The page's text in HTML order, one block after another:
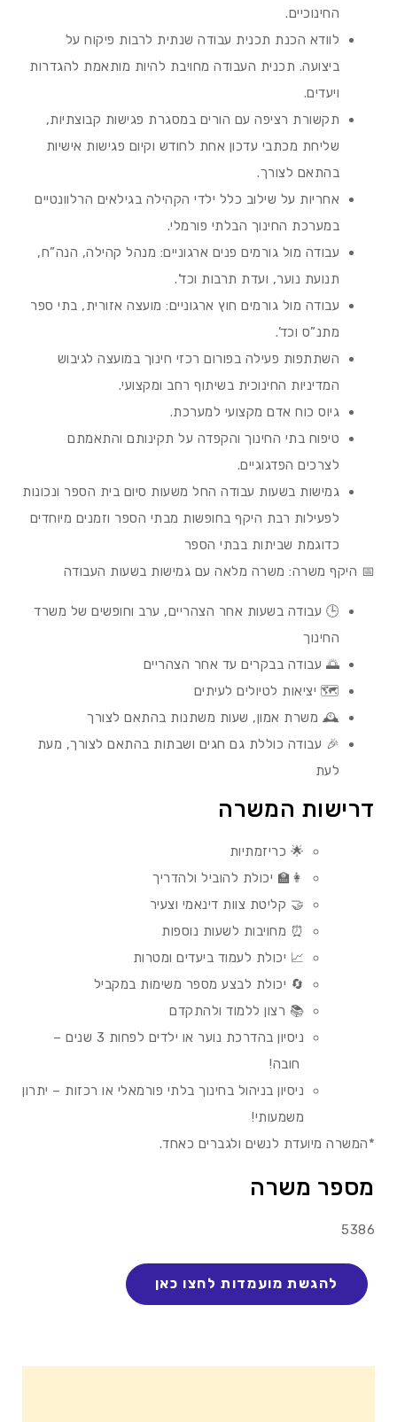
החינוכיים.
לוודא הכנת תכנית עבודה שנתית לרבות פיקוח על
ביצועה. תכנית העבודה מחויבת להיות מותאמת להגדרות
ויעדים.
תקשורת רציפה עם הורים במסגרת פגישות קבוצתיות,
שליחת מכתבי עדכון אחת לחודש וקיום פגישות אישיות
בהתאם לצורך.
אחריות על שילוב כלל ילדי הקהילה בגילאים הרלוונטיים
במערכת החינוך הבלתי פורמלי.
עבודה מול גורמים פנים ארגוניים: מנהל קהילה, הנה”ח,
תנועת נוער, ועדת תרבות וכד’.
עבודה מול גורמים חוץ ארגוניים: מועצה אזורית, בתי ספר
מתנ”ס וכד’.
השתתפות פעילה בפורום רכזי חינוך במועצה לגיבוש
המדיניות החינוכית בשיתוף רחב ומקצועי.
גיוס כוח אדם מקצועי למערכת.
טיפוח בתי החינוך והקפדה על תקינותם והתאמתם
לצרכים הפדגוגיים.
גמישות בשעות עבודה החל משעות סיום בית הספר ונכונות
לפעילות רבת היקף בחופשות מבתי הספר וזמנים מיוחדים
כדוגמת שביתות בבתי הספר
📅 היקף משרה: משרה מלאה עם גמישות בשעות העבודה
🕒 עבודה בשעות אחר הצהריים, ערב וחופשים של משרד
החינוך
🌅 עבודה בבקרים עד אחר הצהריים
🗺️ יציאות לטיולים לעיתים
🕰️ משרת אמון, שעות משתנות בהתאם לצורך
🎉 עבודה כוללת גם חגים ושבתות בהתאם לצורך, מעת
לעת
דרישות המשרה
🌟 כריזמתיות
👩‍🏫 יכולת להוביל ולהדריך
🤝 קליטת צוות דינאמי וצעיר
⏰ מחויבות לשעות נוספות
📈 יכולת לעמוד ביעדים ומטרות
🔄 יכולת לבצע מספר משימות במקביל
📚 רצון ללמוד ולהתקדם
ניסיון בהדרכת נוער או ילדים לפחות 3 שנים –
חובה!
ניסיון בניהול בחינוך בלתי פורמאלי או רכזות – יתרון
משמעותי!
*המשרה מיועדת לנשים ולגברים כאחד.
מספר משרה
5386